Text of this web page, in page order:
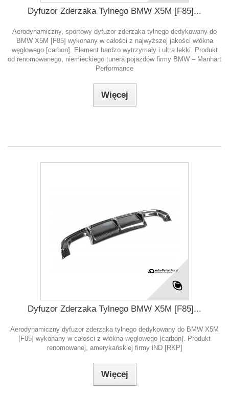
Dyfuzor Zderzaka Tylnego BMW X5M [F85]...
Aerodynamiczny, sportowy dyfuzor zderzaka tylnego dedykowany do
BMW X5M [F85] wykonany w całości z najwyższej jakości włókna
węglowego [carbon]. Element bardzo wytrzymały i ultra lekki. Produkt
od renomowanego, niemieckiego tunera pojazdów firmy BMW – Manhart
Performance
Więcej
Dyfuzor Zderzaka Tylnego BMW X5M [F85]...
Aerodynamiczny dyfuzor zderzaka tylnego dedykowany do BMW X5M
[F85] wykonany w całości z włókna węglowego [carbon]. Produkt
renomowanej, amerykańskiej firmy iND [RKP]
Więcej